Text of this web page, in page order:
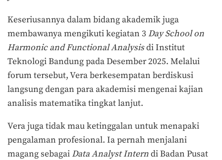
Keseriusannya dalam bidang akademik juga
membawanya mengikuti kegiatan 3 Day School on
Harmonic and Functional Analysisdi Institut
Teknologi Bandung pada Desember 2025. Melalui
forum tersebut, Vera berkesempatan berdiskusi
langsung dengan para akademisi mengenai kajian
analisis matematika tingkat lanjut.
Vera juga tidak mau ketinggalan untukmenapaki
pengalaman profesional. Ia pernah menjalani
magang sebagai Data Analyst Interndi Badan Pusat